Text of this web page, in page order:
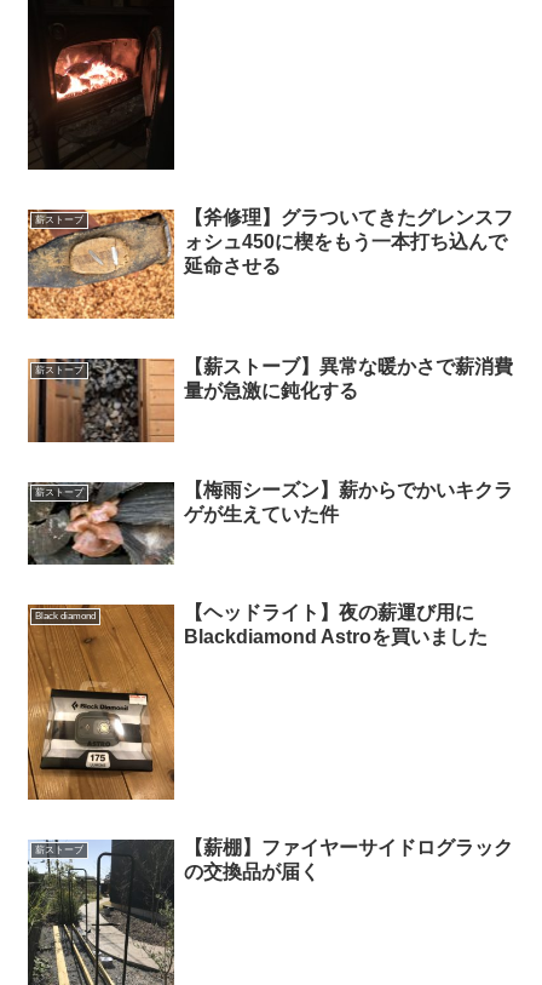
薪ストーブ
【斧修理】グラついてきたグレンスフ
ォシュ450に楔をもう一本打ち込んで
延命させる
薪ストーブ
【薪ストーブ】異常な暖かさで薪消費
量が急激に鈍化する
薪ストーブ
【梅雨シーズン】薪からでかいキクラ
ゲが生えていた件
Black diamond
【ヘッドライト】夜の薪運び用に
Blackdiamond Astroを買いました
薪ストーブ
【薪棚】ファイヤーサイドログラック
の交換品が届く